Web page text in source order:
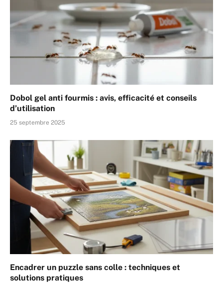
Dobol gel anti fourmis : avis, efficacité et conseils
d’utilisation
25 septembre 2025
Encadrer un puzzle sans colle : techniques et
solutions pratiques